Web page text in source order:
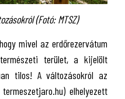
(Fotó: MTSZ)
mivel az erdőrezervátum
terület, a kijelölt
tilos! A változásokról az
elhelyezett